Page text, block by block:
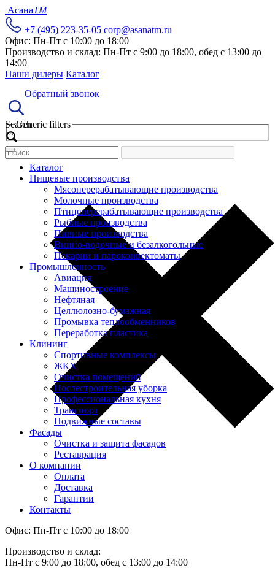
АсанаTM
+7 (495) 223-35-05 corp@asanatm.ru
Офис: Пн-Пт с 10:00 до 18:00
Производство и склад: Пн-Пт с 9:00 до 18:00, обед с 13:00 до
14:00
Наши дилеры Каталог
Обратный звонок
Search
Generic filters
Каталог
Пищевые производства
Мясоперерабатывающие производства
Молочные производства
Птицеперерабатывающие производства
Рыбные производства
Пивные производства
Винно-водочные и безалкогольные
Пекарни и пароконвектоматы
Промышленность
Авиация
Машиностроение
Нефтяная
Целлюлозно-бумажная
Промывка теплообменников
Переработка пластика
Клининг
Спортивные комплексы
ЖКХ
Очистка помещений
Послестроительная уборка
Профессиональная кухня
Транспорт
Подвижные составы
Фасады
Очистка и защита фасадов
Реставрация
О компании
Оплата
Доставка
Гарантии
Контакты
Офис: Пн-Пт с 10:00 до 18:00
Производство и склад:
Пн-Пт с 9:00 до 18:00, обед с 13:00 до 14:00